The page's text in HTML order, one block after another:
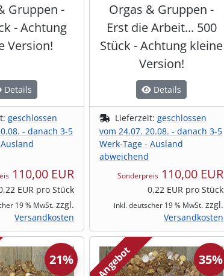
Gruppen -
- Achtung
Version!
Details
geschlossen
- danach 3-5
110,00 EUR
EUR pro Stück
19 % MwSt. zzgl.
Versandkosten
Orgas & Gruppen -
Erst die Arbeit... 500
Stück - Achtung kleine
Version!
Details
Lieferzeit: geschlossen
vom 24.07. 20.08. - danach 3-5
Werk-Tage - Ausland
abweichend
Sonderpreis 110,00 EUR
0,22 EUR pro Stück
inkl. deutscher 19 % MwSt. zzgl.
Versandkosten
21% Angebot 35%